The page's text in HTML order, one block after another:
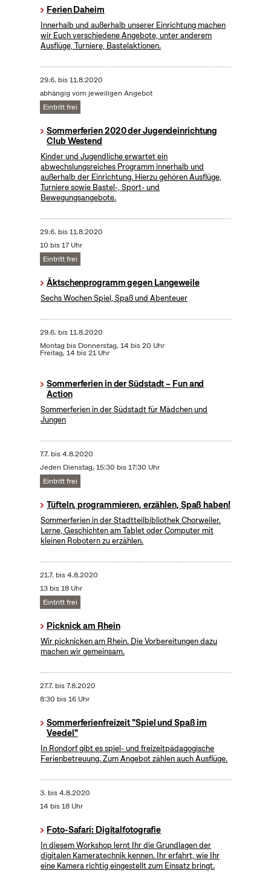
Ferien Daheim
Innerhalb und außerhalb unserer Einrichtung machen
wir Euch verschiedene Angebote, unter anderem
Ausflüge, Turniere, Bastelaktionen.
29.6. bis11.8.2020
abhängig vom jeweiligen Angebot
Eintritt frei
Sommerferien 2020 der Jugendeinrichtung
Club Westend
Kinder und Jugendliche erwartet ein
abwechslungsreiches Programm innerhalb und
außerhalb der Einrichtung. Hierzu gehören Ausflüge,
Turniere sowie Bastel-, Sport- und
Bewegungsangebote.
29.6. bis11.8.2020
10 bis 17 Uhr
Eintritt frei
Äktschenprogramm gegen Langeweile
Sechs Wochen Spiel, Spaß und Abenteuer
29.6. bis11.8.2020
Montag bis Donnerstag, 14 bis 20 Uhr
Freitag, 14 bis 21 Uhr
Sommerferien in der Südstadt – Fun and
Action
Sommerferien in der Südstadt für Mädchen und
Jungen
7.7. bis4.8.2020
Jeden Dienstag, 15:30 bis 17:30 Uhr
Eintritt frei
Tüfteln, programmieren, erzählen, Spaß haben!
Sommerferien in der Stadtteilbibliothek Chorweiler.
Lerne, Geschichten am Tablet oder Computer mit
kleinen Robotern zu erzählen.
21.7. bis4.8.2020
13 bis 18 Uhr
Eintritt frei
Picknick am Rhein
Wir picknicken am Rhein. Die Vorbereitungen dazu
machen wir gemeinsam.
27.7. bis7.8.2020
8:30 bis 16 Uhr
Sommerferienfreizeit "Spiel und Spaß im
Veedel"
In Rondorf gibt es spiel- und freizeitpädagogische
Ferienbetreuung. Zum Angebot zählen auch Ausflüge.
3. bis4.8.2020
14 bis 18 Uhr
Foto-Safari: Digitalfotografie
In diesem Workshop lernt Ihr die Grundlagen der
digitalen Kameratechnik kennen. Ihr erfahrt, wie Ihr
eine Kamera richtig eingestellt zum Einsatz bringt.